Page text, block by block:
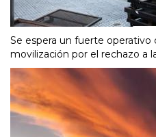
Se espera un fuerte operativo
movilización por el rechazo a